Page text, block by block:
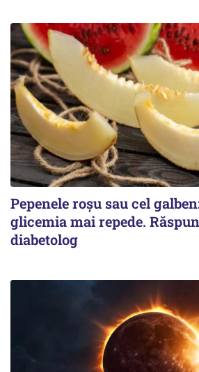
Pepenele roșu sau cel
glicemia mai repede.
diabetolog